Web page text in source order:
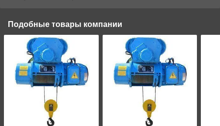
Подобные товары компании